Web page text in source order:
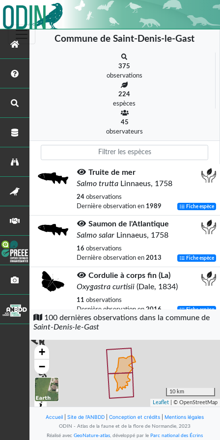
Commune de Saint-Denis-le-Gast
375
observations
224
espèces
45
observateurs
Truite de mer
Salmo trutta Linnaeus, 1758
24 observations
Dernière observation en 1989 Fiche espèce
Saumon de l'Atlantique
Salmo salar Linnaeus, 1758
16 observations
Dernière observation en 2013 Fiche espèce
Cordulie à corps fin (La)
Oxygastra curtisii (Dale, 1834)
11 observations
Dernière observation en 2016 Fiche espèce
Lamproie de Planer
Lampetra planeri(Bloch, 1784)
observations
Dernière observation en
Goéland brun
Larus fuscusLinnaeus, 1758
Rougegorge familier
100 dernières observations dans la commune de
Saint-Denis-le-Gast
+
−
10 km
Leaflet | © OpenStreetMap
Accueil Site de l'ANBDD Conception et crédits Mentions légales
ODIN - Atlas de la faune et de la flore de Normandie, 2023
Réalisé avec GeoNature-atlas, développé par le Parc national des Écrins